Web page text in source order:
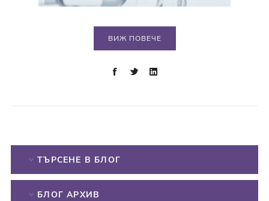
ВИЖ ПОВЕЧЕ
ТЪРСЕНЕ В БЛОГ
БЛОГ АРХИВ